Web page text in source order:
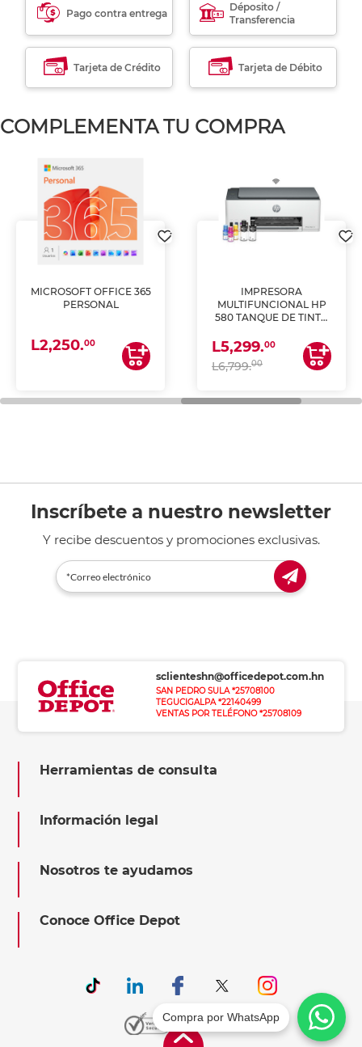
Pago contra entrega
Déposito /
Transferencia
Tarjeta de Crédito Tarjeta de Débito
COMPLEMENTA TU COMPRA
MICROSOFT OFFICE 365
PERSONAL
L2,250.00
IMPRESORA
MULTIFUNCIONAL HP
580 TANQUE DE TINTA
ESCANEA)
L5,299.00
L6,799.00
Inscríbete a nuestro newsletter
Y recibe descuentos y promociones exclusivas.
sclienteshn@officedepot.com.hn
SAN PEDRO SULA *25708100
TEGUCIGALPA *22140499
VENTAS POR TELÉFONO *25708109
Herramientas de consulta
Información legal
Nosotros te ayudamos
Conoce Office Depot
Compra por WhatsApp